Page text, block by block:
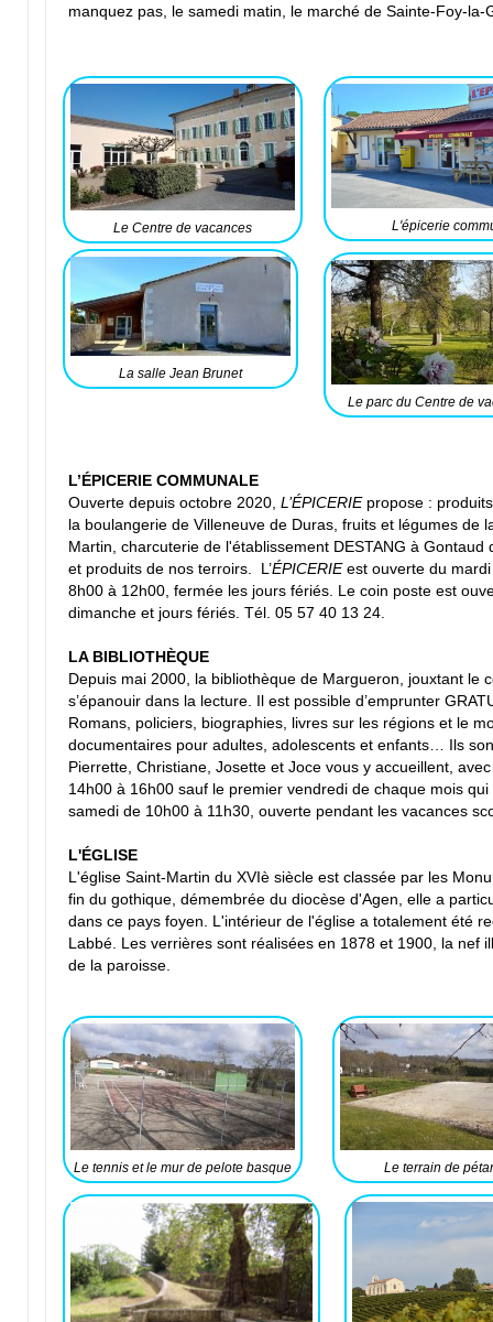
manquez pas, le samedi matin, le marché de Sainte-Foy-la-
Le Centre de vacances
La salle Jean Brunet
L'épicerie
Le parc du Centre de
L’ÉPICERIE COMMUNALE
Ouverte depuis octobre 2020, L’ÉPICERIE propose :
la boulangerie de Villeneuve de Duras, fruits et légumes de
Martin, charcuterie de l'établissement DESTANG à
et produits de nos terroirs.
L’ÉPICERIE est ouverte du
8h00 à 12h00, fermée les jours fériés. Le coin poste est
dimanche et jours fériés. Tél. 05 57 40 13 24.
LA BIBLIOTHÈQUE
Depuis mai 2000, la bibliothèque de Margueron, jouxtant le
s’épanouir dans la lecture. Il est possible d’emprunter
Romans, policiers, biographies, livres sur les régions et le
documentaires pour adultes, adolescents et enfants… Ils
Pierrette, Christiane, Josette et Joce vous y accueillent,
14h00 à 16h00 sauf le premier vendredi de chaque mois
samedi de 10h00 à 11h30, ouverte pendant les vacances
L'ÉGLISE
L'église Saint-Martin du XVIè siècle est classée par les
fin du gothique, démembrée du diocèse d'Agen, elle a
dans ce pays foyen. L'intérieur de l'église a totalement été
Labbé. Les verrières sont réalisées en 1878 et 1900, la nef
de la paroisse.
Le tennis et le mur de pelote basque Le terrain de